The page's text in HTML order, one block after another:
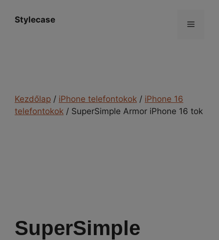
Stylecase Menü
Kezdőlap / iPhone telefontokok / iPhone 16
telefontokok / SuperSimple Armor iPhone 16 tok
SuperSimple